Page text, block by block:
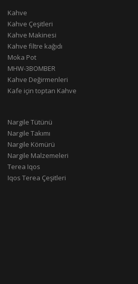
Kahve
Kahve Çeşitleri
Kahve Makinesi
Kahve filtre kağıdı
Moka Pot
MHW-3BOMBER
Kahve Değirmenleri
Kafe için toptan Kahve
Nargile Tütünü
Nargile Takımı
Nargile Kömürü
Nargile Malzemeleri
Terea Iqos
Iqos Terea Çeşitleri